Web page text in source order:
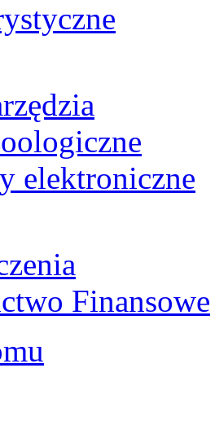
elektroniczne
Finansowe